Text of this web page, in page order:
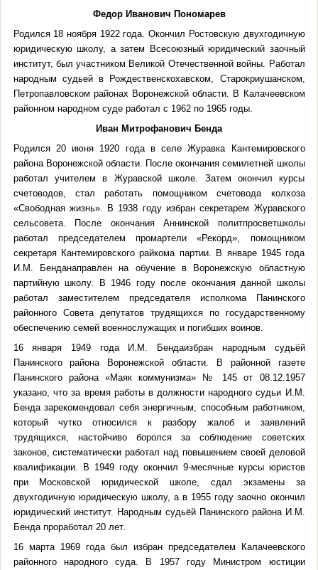
Федор Иванович Пономарев
Родился 18 ноября 1922 года. Окончил Ростовскую двухгодичную
юридическую школу, а затем Всесоюзный юридический заочный
институт, был участником Великой Отечественной войны. Работал
народным судьей в Рождественскохавском, Старокриушанском,
Петропавловском районах Воронежской области. В Калачеевском
районном народном суде работал с 1962 по 1965 годы.
Иван Митрофанович Бенда
Родился 20 июня 1920 года в селе Журавка Кантемировского
района Воронежской области. После окончания семилетней школы
работал учителем в Журавской школе. Затем окончил курсы
счетоводов, стал работать помощником счетовода колхоза
«Свободная жизнь». В 1938 году избран секретарем Журавского
сельсовета. После окончания Аннинской политпросветшколы
работал председателем промартели «Рекорд», помощником
секретаря Кантемировского райкома партии. В январе 1945 года
И.М. Бенданаправлен на обучение в Воронежскую областную
партийную школу. В 1946 году после окончания данной школы
работал заместителем председателя исполкома Панинского
районного Совета депутатов трудящихся по государственному
обеспечению семей военнослужащих и погибших воинов.
16 января 1949 года И.М. Бендаизбран народным судьёй
Панинского района Воронежской области. В районной газете
Панинского района «Маяк коммунизма» № 145 от 08.12.1957
указано, что за время работы в должности народного судьи И.М.
Бенда зарекомендовал себя энергичным, способным работником,
который чутко относился к разбору жалоб и заявлений
трудящихся, настойчиво боролся за соблюдение советских
законов, систематически работал над повышением своей деловой
квалификации. В 1949 году окончил 9-месячные курсы юристов
при Московской юридической школе, сдал экзамены за
двухгодичную юридическую школу, а в 1955 году заочно окончил
юридический институт. Народным судьёй Панинского района И.М.
Бенда проработал 20 лет.
16 марта 1969 года был избран председателем Калачеевского
районного народного суда. В 1957 году Министром юстиции